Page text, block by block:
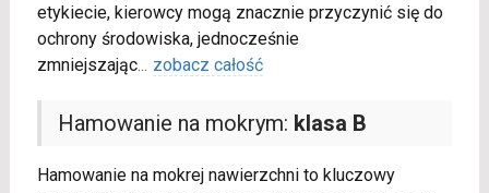
etykiecie, kierowcy mogą znacznie przyczynić się do
ochrony środowiska, jednocześnie
zmniejszając... zobacz całość
Hamowanie na mokrym: klasa B
Hamowanie na mokrej nawierzchni to kluczowy